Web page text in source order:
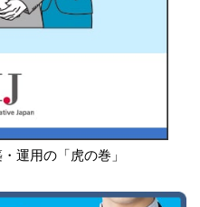
運用の「虎の巻」